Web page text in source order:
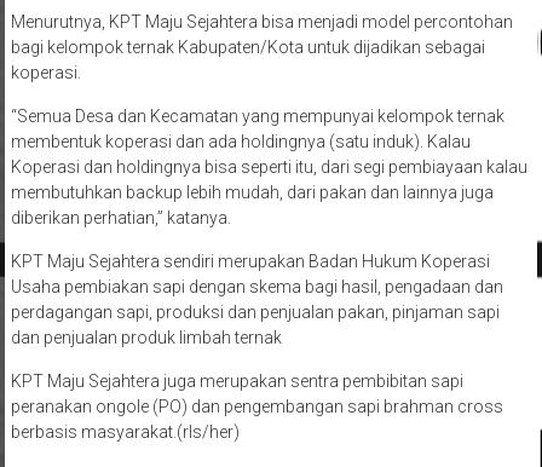
Menurutnya, KPT Maju Sejahtera bisa menjadi model percontohan
bagi kelompok ternak Kabupaten/Kota untuk dijadikan sebagai
koperasi.
“Semua Desa dan Kecamatan yang mempunyai kelompok ternak
membentuk koperasi dan ada holdingnya (satu induk). Kalau
Koperasi dan holdingnya bisa seperti itu, dari segi pembiayaan kalau
membutuhkan backup lebih mudah, dari pakan dan lainnya juga
diberikan perhatian,” katanya.
KPT Maju Sejahtera sendiri merupakan Badan Hukum Koperasi
Usaha pembiakan sapi dengan skema bagi hasil, pengadaan dan
perdagangan sapi, produksi dan penjualan pakan, pinjaman sapi
dan penjualan produk limbah ternak
KPT Maju Sejahtera juga merupakan sentra pembibitan sapi
peranakan ongole (PO) dan pengembangan sapi brahman cross
berbasis masyarakat.(rls/her)